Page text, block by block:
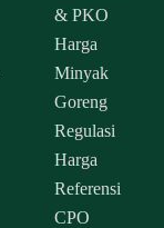
& PKO
Harga
Minyak
Goreng
Regulasi
Harga
Referensi
CPO